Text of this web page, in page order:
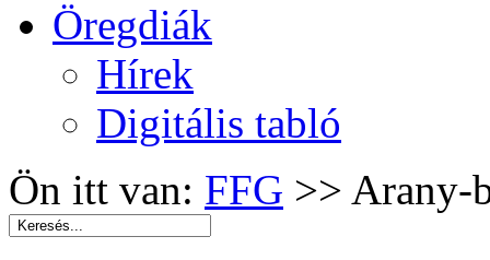
Öregdiák
Hírek
Digitális tabló
Ön itt van: FFG >> Arany-